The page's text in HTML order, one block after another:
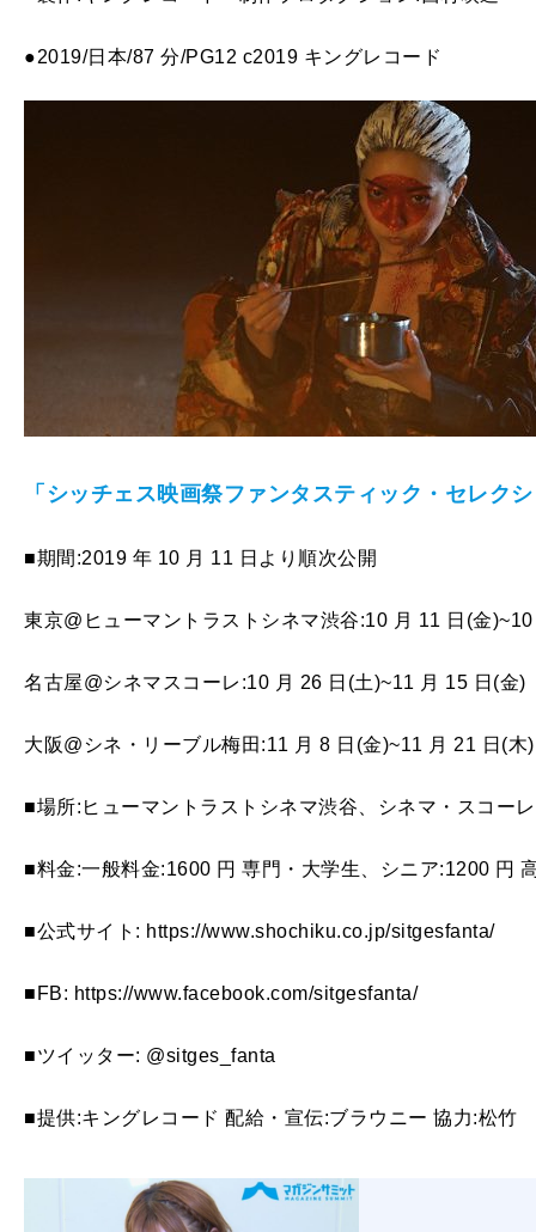
●2019/日本/87 分/PG12 c2019 キングレコード
「シッチェス映画祭ファンタスティック・セレク
■期間:2019 年 10 月 11 日より順次公開
東京@ヒューマントラストシネマ渋谷:10 月 11 日(金
名古屋@シネマスコーレ:10 月 26 日(土)~11 月 15 日(金)
大阪@シネ・リーブル梅田:11 月 8 日(金)~11 月 21 日(木)
■場所:ヒューマントラストシネマ渋谷、シネマ・スコー
■料金:一般料金:1600 円 専門・大学生、シニア:1200 円
■公式サイト: https://www.shochiku.co.jp/sitgesfanta/
■FB: https://www.facebook.com/sitgesfanta/
■ツイッター: @sitges_fanta
■提供:キングレコード 配給・宣伝:ブラウニー 協力:松竹